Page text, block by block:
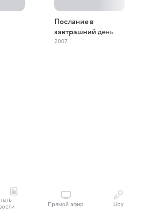
Послание в
завтрашний день
2007
Прямой эфир Шоу